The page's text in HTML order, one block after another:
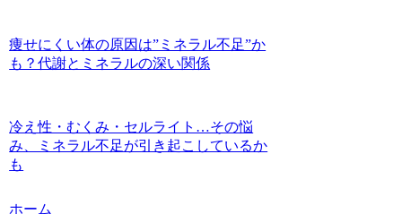
痩せにくい体の原因は”ミネラル不足”か
も？代謝とミネラルの深い関係
冷え性・むくみ・セルライト…その悩
み、ミネラル不足が引き起こしているか
も
ホーム